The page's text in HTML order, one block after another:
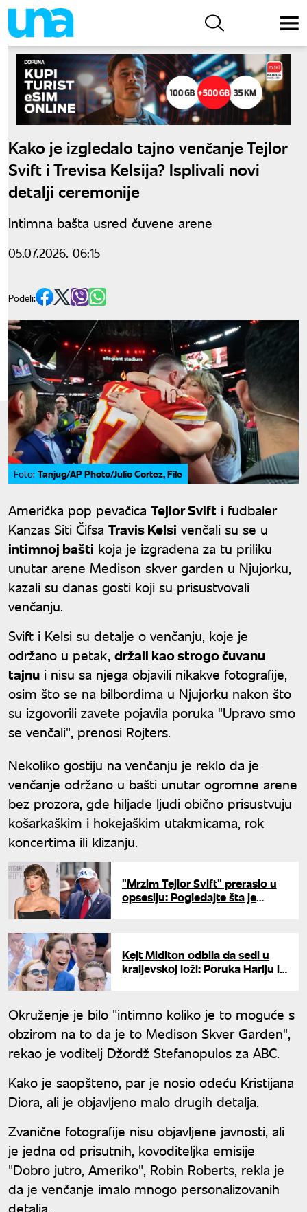
Kako je izgledalo tajno venčanje Tejlor
Svift i Trevisa Kelsija? Isplivali novi
detalji ceremonije
Intimna bašta usred čuvene arene
05.07.2026. 06:15
Podeli:
Foto: Tanjug/AP Photo/Julio Cortez, File
Američka pop pevačica Tejlor Svift i fudbaler
Kanzas Siti Čifsa Travis Kelsi venčali su se u
intimnoj bašti koja je izgrađena za tu priliku
unutar arene Medison skver garden u Njujorku,
kazali su danas gosti koji su prisustvovali
venčanju.
Svift i Kelsi su detalje o venčanju, koje je
održano u petak, držali kao strogo čuvanu
tajnu i nisu sa njega objavili nikakve fotografije,
osim što se na bilbordima u Njujorku nakon što
su izgovorili zavete pojavila poruka "Upravo smo
se venčali", prenosi Rojters.
Nekoliko gostiju na venčanju je reklo da je
venčanje održano u bašti unutar ogromne arene
bez prozora, gde hiljade ljudi obično prisustvuju
košarkaškim i hokejaškim utakmicama, rok
koncertima ili klizanju.
"Mrzim Tejlor Svift" preraslo u
opsesiju: Pogledajte šta je
Kejt Midlton odbila da sedi u
kraljevskoj loži: Poruka Hariju i
Okruženje je bilo "intimno koliko je to moguće s
obzirom na to da je to Medison Skver Garden",
rekao je voditelj Džordž Stefanopulos za ABC.
Kako je saopšteno, par je nosio odeću Kristijana
Diora, ali je objavljeno malo drugih detalja.
Zvanične fotografije nisu objavljene javnosti, ali
je jedna od prisutnih, kovoditeljka emisije
"Dobro jutro, Ameriko", Robin Roberts, rekla je
da je venčanje imalo mnogo personalizovanih
detalja.